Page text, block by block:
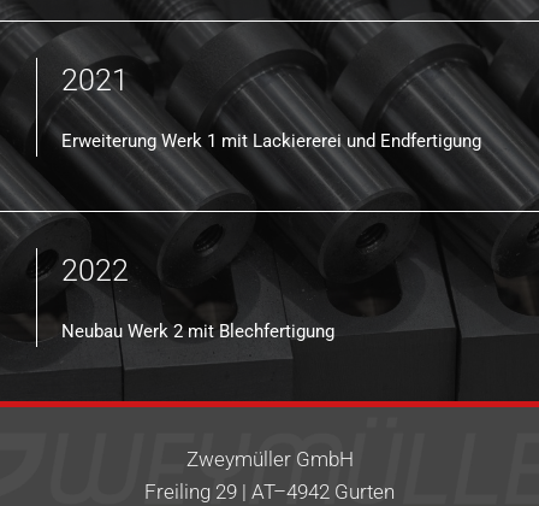
2021
Erweiterung Werk 1 mit Lackiererei und Endfertigung
2022
Neubau Werk 2 mit Blechfertigung
Zweymüller GmbH
Freiling 29 | AT–4942 Gurten